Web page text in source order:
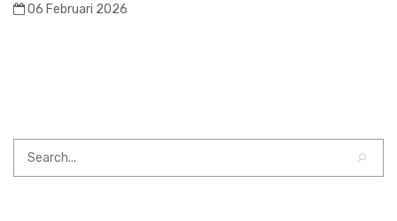
06 Februari 2026